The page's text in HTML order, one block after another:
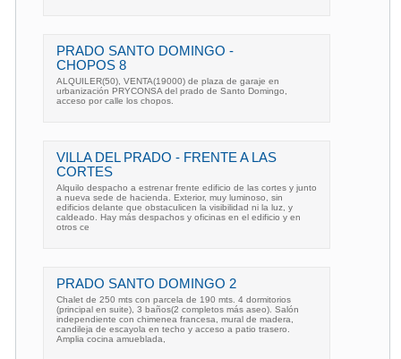
PRADO SANTO DOMINGO -
CHOPOS 8
ALQUILER(50), VENTA(19000) de plaza de garaje en
urbanización PRYCONSA del prado de Santo Domingo,
acceso por calle los chopos.
VILLA DEL PRADO - FRENTE A LAS
CORTES
Alquilo despacho a estrenar frente edificio de las cortes y junto
a nueva sede de hacienda. Exterior, muy luminoso, sin
edificios delante que obstaculicen la visibilidad ni la luz, y
caldeado. Hay más despachos y oficinas en el edificio y en
otros ce
PRADO SANTO DOMINGO 2
Chalet de 250 mts con parcela de 190 mts. 4 dormitorios
(principal en suite), 3 baños(2 completos más aseo). Salón
independiente con chimenea francesa, mural de madera,
candileja de escayola en techo y acceso a patio trasero.
Amplia cocina amueblada,